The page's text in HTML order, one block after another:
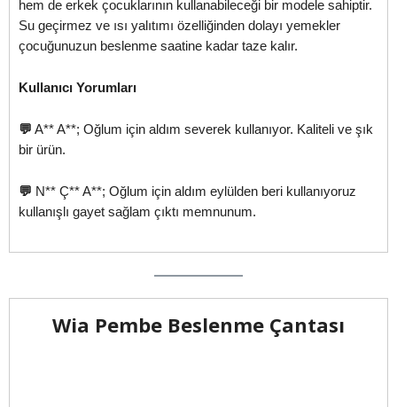
hem de erkek çocuklarının kullanabileceği bir modele sahiptir.
Su geçirmez ve ısı yalıtımı özelliğinden dolayı yemekler
çocuğunuzun beslenme saatine kadar taze kalır.
Kullanıcı Yorumları
💬 A** A**; Oğlum için aldım severek kullanıyor. Kaliteli ve şık
bir ürün.
💬 N** Ç** A**; Oğlum için aldım eylülden beri kullanıyoruz
kullanışlı gayet sağlam çıktı memnunum.
Wia Pembe Beslenme Çantası